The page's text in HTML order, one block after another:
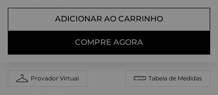
ADICIONAR AO CARRINHO
COMPRE AGORA
Provador Virtual Tabela de Medidas